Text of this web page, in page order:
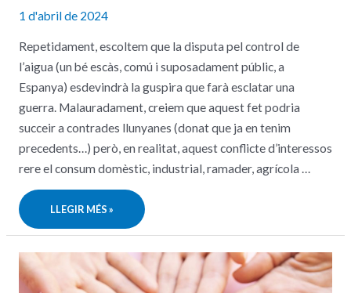
1 d'abril de 2024
Repetidament, escoltem que la disputa pel control de
l’aigua (un bé escàs, comú i suposadament públic, a
Espanya) esdevindrà la guspira que farà esclatar una
guerra. Malauradament, creiem que aquest fet podria
succeir a contrades llunyanes (donat que ja en tenim
precedents…) però, en realitat, aquest conflicte d’interessos
rere el consum domèstic, industrial, ramader, agrícola …
LA
“GUERRA”
L’AIGUA
LLEGIR MÉS »